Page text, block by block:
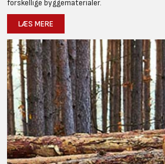
forskellige byggematerialer.
LÆS MERE